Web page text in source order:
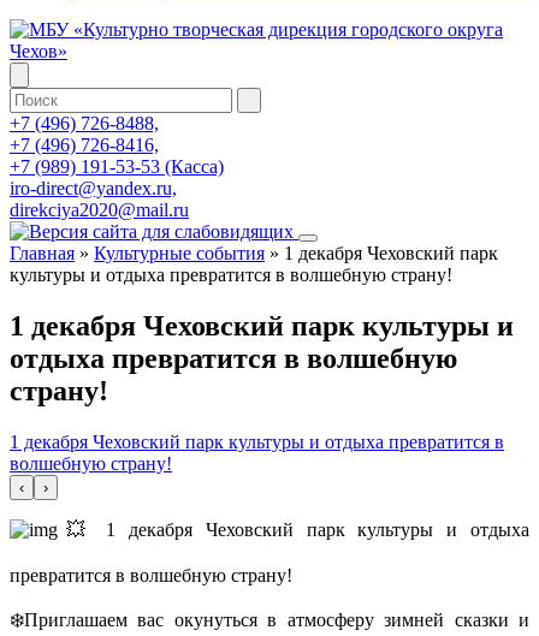
+7 (496) 726-8488,
+7 (496) 726-8416,
+7 (989) 191-53-53 (Касса)
iro-direct@yandex.ru,
direkciya2020@mail.ru
Главная » Культурные события » 1 декабря Чеховский парк
культуры и отдыха превратится в волшебную страну!
1 декабря Чеховский парк культуры и
отдыха превратится в волшебную
страну!
1 декабря Чеховский парк культуры и отдыха превратится в
волшебную страну!
‹ ›
💥 1 декабря Чеховский парк культуры и отдыха
превратится в волшебную страну!
❄️Приглашаем вас окунуться в атмосферу зимней сказки и